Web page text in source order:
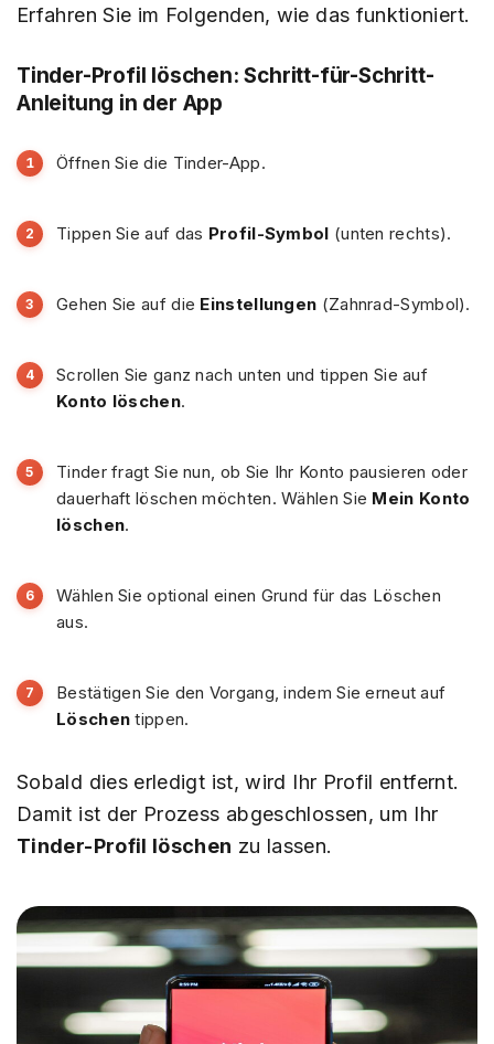
Erfahren Sie im Folgenden, wie das funktioniert.
Tinder-Profil löschen: Schritt-für-Schritt-
Anleitung in der App
Öffnen Sie die Tinder-App.
Tippen Sie auf das Profil-Symbol (unten rechts).
Gehen Sie auf die Einstellungen (Zahnrad-Symbol).
Scrollen Sie ganz nach unten und tippen Sie auf
Konto löschen.
Tinder fragt Sie nun, ob Sie Ihr Konto pausieren oder
dauerhaft löschen möchten. Wählen Sie Mein Konto
löschen.
Wählen Sie optional einen Grund für das Löschen
aus.
Bestätigen Sie den Vorgang, indem Sie erneut auf
Löschen tippen.
Sobald dies erledigt ist, wird Ihr Profil entfernt.
Damit ist der Prozess abgeschlossen, um Ihr
Tinder-Profil löschen zu lassen.